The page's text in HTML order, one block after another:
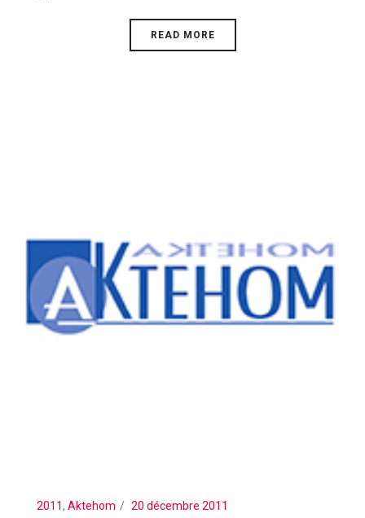
READ MORE
2011, Aktehom 20 décembre 2011